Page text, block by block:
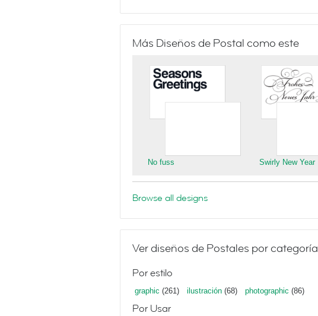
Más Diseños de Postal como este
No fuss Swirly New Year
Browse all designs
Ver diseños de Postales por categoría
Por estilo
graphic (261) ilustración (68) photographic (86)
Por Usar